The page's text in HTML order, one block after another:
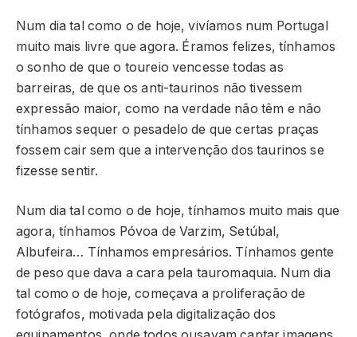
Num dia tal como o de hoje, vivíamos num Portugal
muito mais livre que agora. Éramos felizes, tínhamos
o sonho de que o toureio vencesse todas as
barreiras, de que os anti-taurinos não tivessem
expressão maior, como na verdade não têm e não
tínhamos sequer o pesadelo de que certas praças
fossem cair sem que a intervenção dos taurinos se
fizesse sentir.
Num dia tal como o de hoje, tínhamos muito mais que
agora, tínhamos Póvoa de Varzim, Setúbal,
Albufeira… Tínhamos empresários. Tínhamos gente
de peso que dava a cara pela tauromaquia. Num dia
tal como o de hoje, começava a proliferação de
fotógrafos, motivada pela digitalização dos